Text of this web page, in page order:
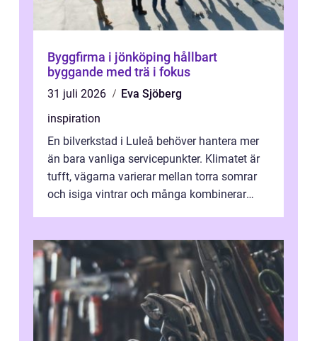
Byggfirma i jönköping hållbart
byggande med trä i fokus
31 juli 2026
Eva Sjöberg
inspiration
En bilverkstad i Luleå behöver hantera mer
än bara vanliga servicepunkter. Klimatet är
tufft, vägarna varierar mellan torra somrar
och isiga vintrar och många kombinerar